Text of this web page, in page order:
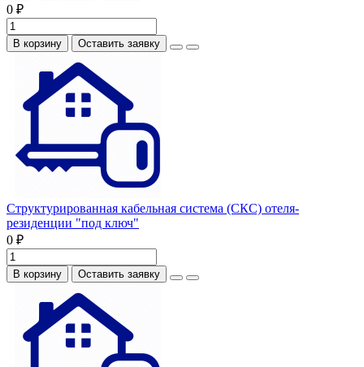
0 ₽
В корзину Оставить заявку
Структурированная кабельная система (СКС) отеля-
резиденции "под ключ"
0 ₽
В корзину Оставить заявку